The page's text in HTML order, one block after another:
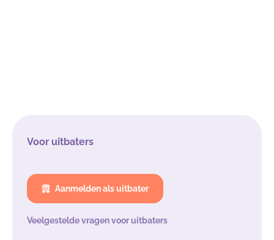
Voor uitbaters
Aanmelden als uitbater
Veelgestelde vragen voor uitbaters